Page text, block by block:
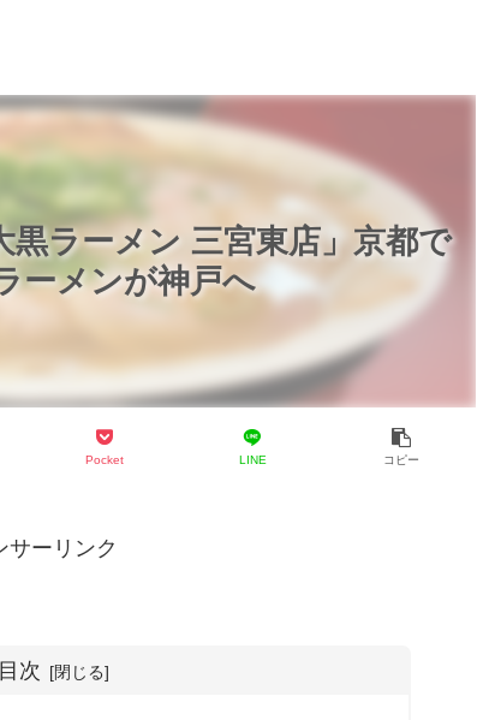
黒ラーメン 三宮東店」京都で
ーメンが神戸へ
Pocket LINE コピー
サーリンク
目次